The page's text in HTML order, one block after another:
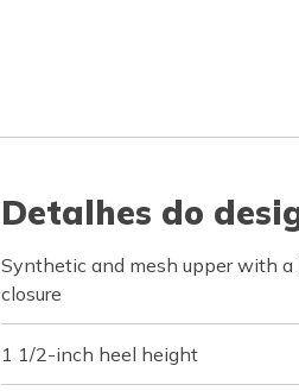
Detalhes do
Synthetic and mesh upper with a
closure
1 1/2-inch heel height